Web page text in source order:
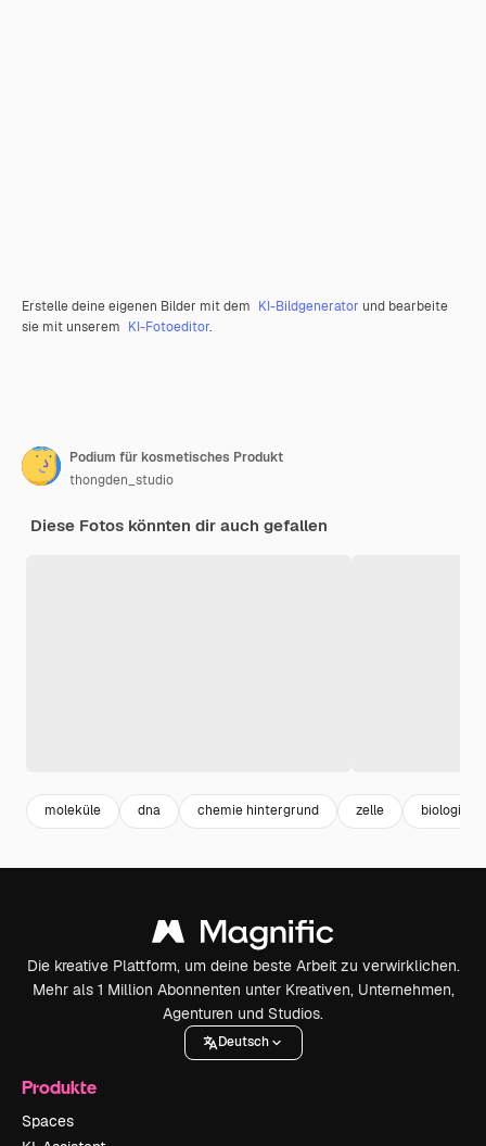
Erstelle deine eigenen Bilder mit dem KI-Bildgenerator und bearbeite
sie mit unserem KI-Fotoeditor.
Podium für kosmetisches Produkt
thongden_studio
Diese Fotos könnten dir auch gefallen
moleküle dna chemie hintergrund zelle biologie
Die kreative Plattform, um deine beste Arbeit zu verwirklichen.
Mehr als 1 Million Abonnenten unter Kreativen, Unternehmen,
Agenturen und Studios.
Deutsch
Produkte
Spaces